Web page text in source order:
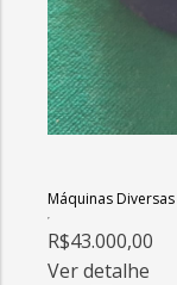
Máquinas Diversas
R$43.000,00
Ver detalhe